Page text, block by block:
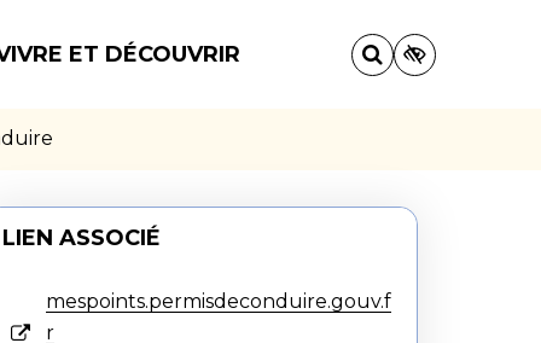
ET DÉCOUVRIR
LIEN ASSOCIÉ
mespoints.permisdeconduire.gouv.f
r